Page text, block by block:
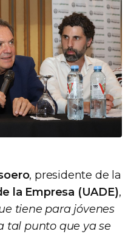
, presidente de la
la Empresa (UADE),
tiene para jóvenes
tal punto que ya se